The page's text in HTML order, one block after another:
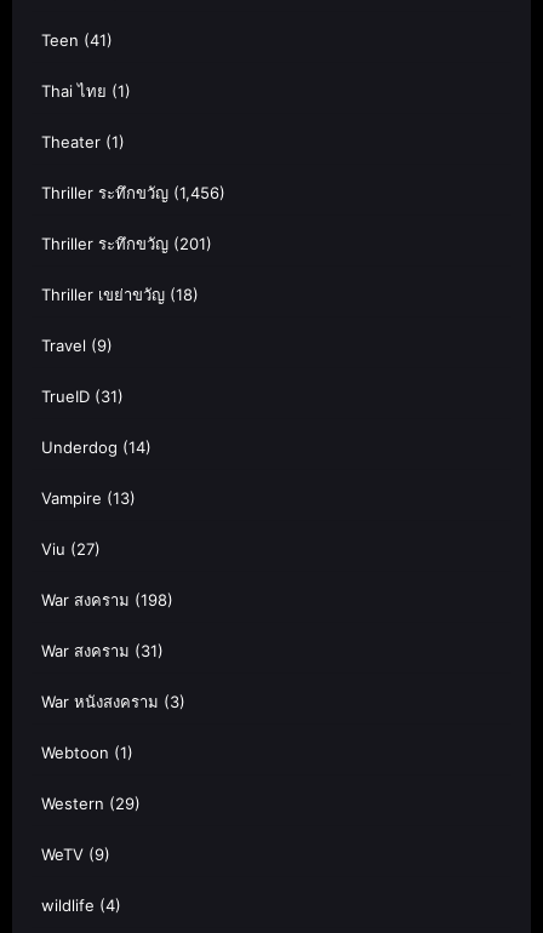
Teen (41)
Thai ไทย (1)
Theater (1)
Thriller ระทึกขวัญ (1,456)
Thriller ระทึกขวัญ (201)
Thriller เขย่าขวัญ (18)
Travel (9)
TrueID (31)
Underdog (14)
Vampire (13)
Viu (27)
War สงคราม (198)
War สงคราม (31)
War หนังสงคราม (3)
Webtoon (1)
Western (29)
WeTV (9)
wildlife (4)